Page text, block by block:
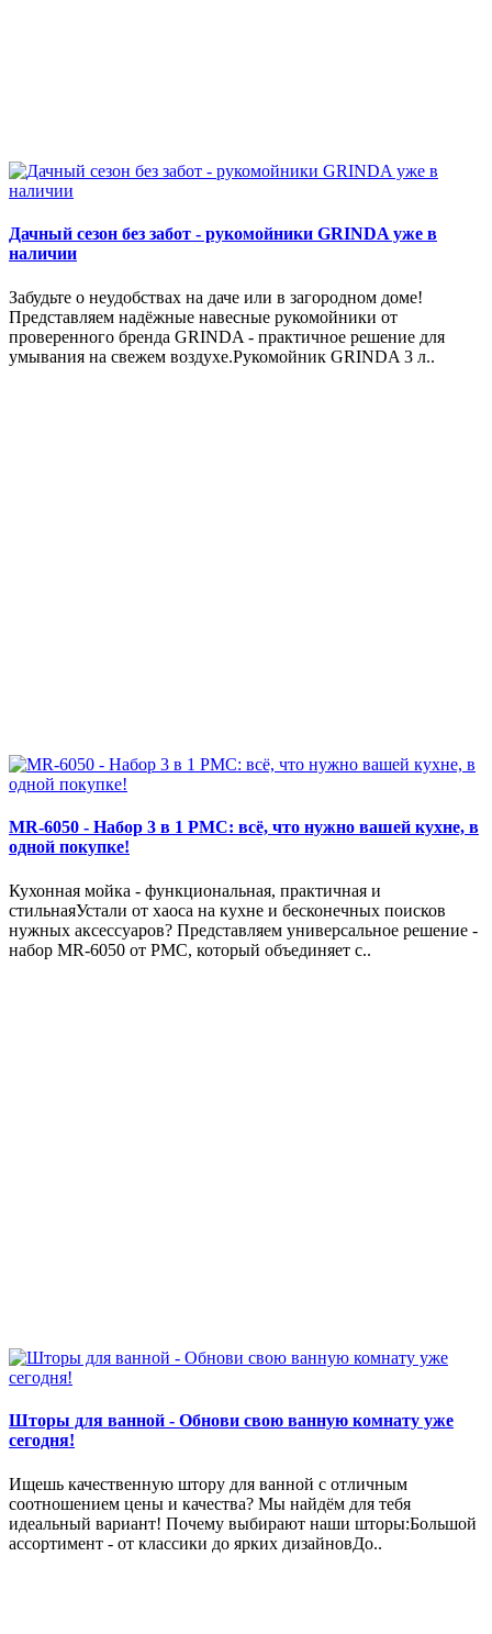
Дачный сезон без забот - рукомойники GRINDA уже в
наличии
Забудьте о неудобствах на даче или в загородном доме!
Представляем надёжные навесные рукомойники от
проверенного бренда GRINDA - практичное решение для
умывания на свежем воздухе.Рукомойник GRINDA 3 л..
MR-6050 - Набор 3 в 1 РМС: всё, что нужно вашей кухне, в
одной покупке!
Кухонная мойка - функциональная, практичная и
стильнаяУстали от хаоса на кухне и бесконечных поисков
нужных аксессуаров? Представляем универсальное решение -
набор MR-6050 от РМС, который объединяет с..
Шторы для ванной - Обнови свою ванную комнату уже
сегодня!
Ищешь качественную штору для ванной с отличным
соотношением цены и качества? Мы найдём для тебя
идеальный вариант! Почему выбирают наши шторы:Большой
ассортимент - от классики до ярких дизайновДо..